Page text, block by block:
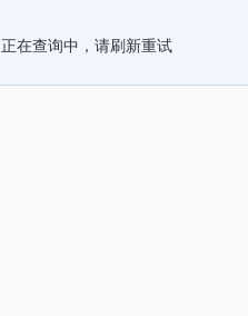
正在查询中，请刷新重试